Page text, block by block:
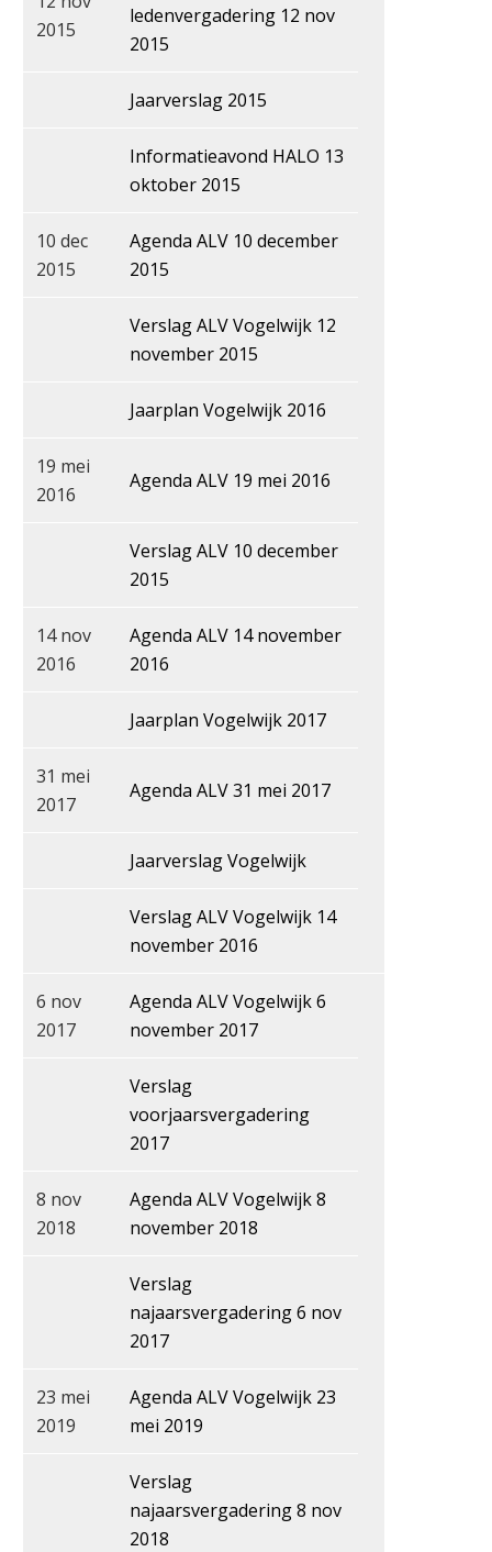
2015
ledenvergadering 12 nov
2015
Jaarverslag 2015
Informatieavond HALO 13
oktober 2015
10 dec
2015
Agenda ALV 10 december
2015
Verslag ALV Vogelwijk 12
november 2015
Jaarplan Vogelwijk 2016
19 mei
2016
Agenda ALV 19 mei 2016
Verslag ALV 10 december
2015
14 nov
2016
Agenda ALV 14 november
2016
Jaarplan Vogelwijk 2017
31 mei
2017
Agenda ALV 31 mei 2017
Jaarverslag Vogelwijk
Verslag ALV Vogelwijk 14
november 2016
6 nov
2017
Agenda ALV Vogelwijk 6
november 2017
Verslag
voorjaarsvergadering
2017
8 nov
2018
Agenda ALV Vogelwijk 8
november 2018
Verslag
najaarsvergadering 6 nov
2017
23 mei
2019
Agenda ALV Vogelwijk 23
mei 2019
Verslag
najaarsvergadering 8 nov
2018